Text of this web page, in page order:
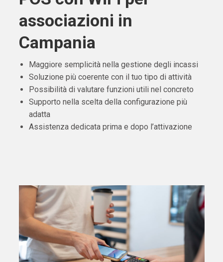
associazioni in
Campania
Maggiore semplicità nella gestione degli incassi
Soluzione più coerente con il tuo tipo di attività
Possibilità di valutare funzioni utili nel concreto
Supporto nella scelta della configurazione più
adatta
Assistenza dedicata prima e dopo l’attivazione